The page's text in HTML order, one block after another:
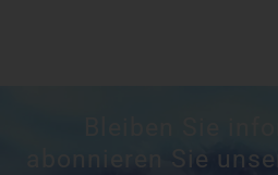
abonnieren Sie